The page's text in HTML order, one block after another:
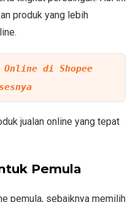
produk yang lebih
Online di Shopee
jualan online yang tepat
Pemula
pemula, sebaiknya memilih